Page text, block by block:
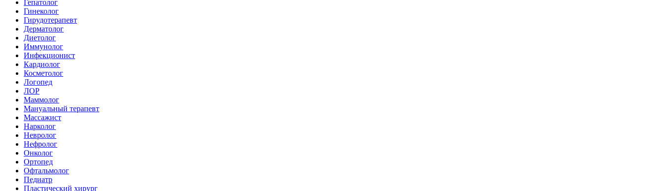
Гепатолог
Гинеколог
Гирудотерапевт
Дерматолог
Диетолог
Иммунолог
Инфекционист
Кардиолог
Косметолог
Логопед
ЛОР
Маммолог
Мануальный терапевт
Массажист
Нарколог
Невролог
Нефролог
Онколог
Ортопед
Офтальмолог
Педиатр
Пластический хирург